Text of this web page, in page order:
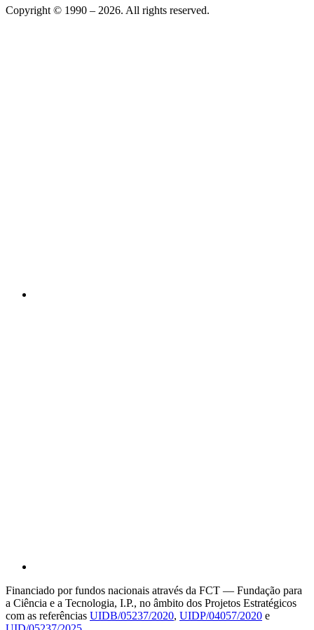
Copyright © 1990 – 2026. All rights reserved.
Financiado por fundos nacionais através da FCT — Fundação para
a Ciência e a Tecnologia, I.P., no âmbito dos Projetos Estratégicos
com as referências UIDB/05237/2020, UIDP/04057/2020 e